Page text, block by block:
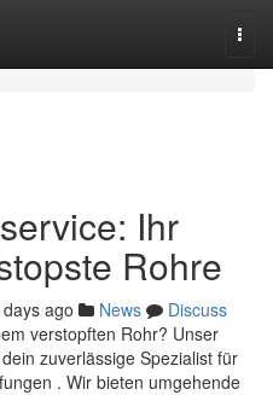
Ihr
Rohre
ago News
Discuss
verstopften Rohr? Unser
zuverlässige Spezialist für
. Wir bieten umgehende